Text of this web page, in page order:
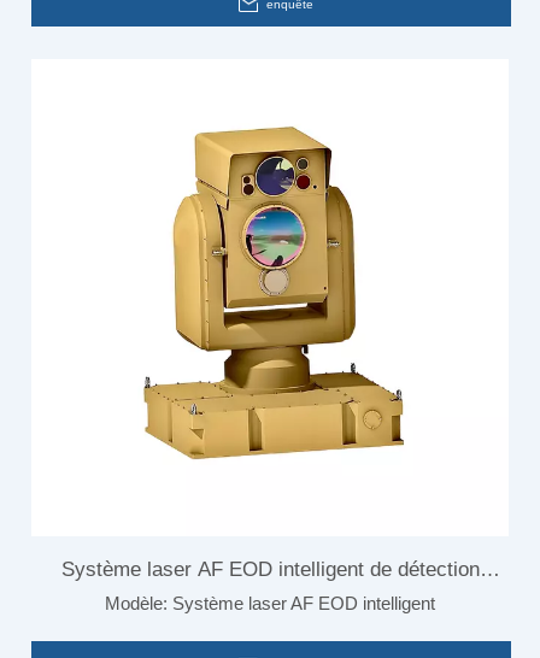
enquête
Système laser AF EOD intelligent de détection
d'oiseaux
Modèle: Système laser AF EOD intelligent